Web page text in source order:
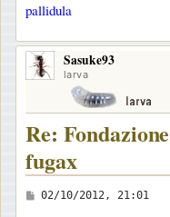
pallidula
Sasuke93
larva
Re:
fugax
M
02/10/2012, 21:01